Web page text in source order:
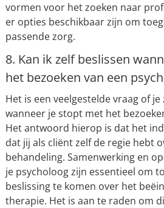
vormen voor het zoeken naar
er opties beschikbaar zijn om
passende zorg.
8. Kan ik zelf beslissen
het bezoeken van een
Het is een veelgestelde vraag of
wanneer je stopt met het
Het antwoord hierop is dat het
dat jij als cliënt zelf de regie hebt
behandeling. Samenwerking en
je psycholoog zijn essentieel om
beslissing te komen over het
therapie. Het is aan te raden om